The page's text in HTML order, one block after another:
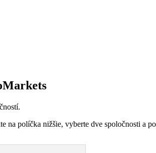
políčka nižšie, vyberte dve spoločnosti a